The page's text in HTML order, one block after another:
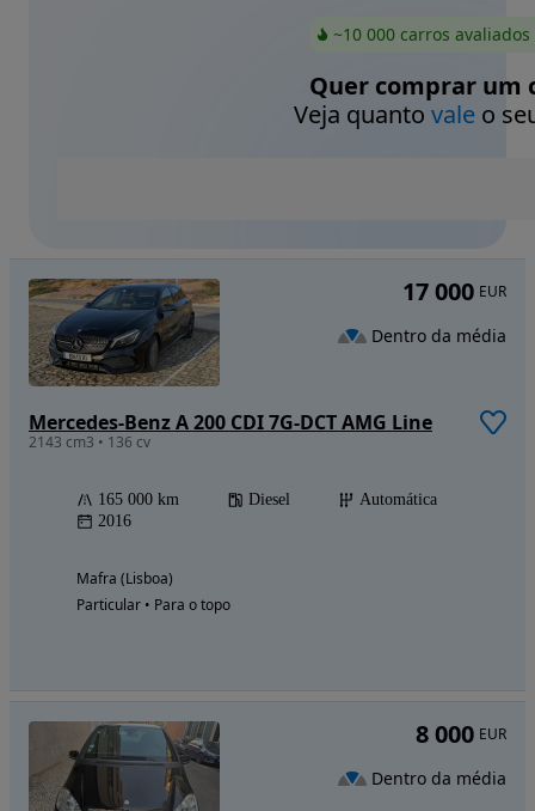
~10 000 carros
Quer comprar um
Veja quanto valeo
Mercedes-Benz A 200 CDI 7G-DCT AMG Line
2143 cm3 • 136 cv
165 000 km Diesel
Automática
2016
Mafra (Lisboa)
Particular • Para o topo
17 000 EUR
Dentro da média
8 000 EUR
Dentro da média